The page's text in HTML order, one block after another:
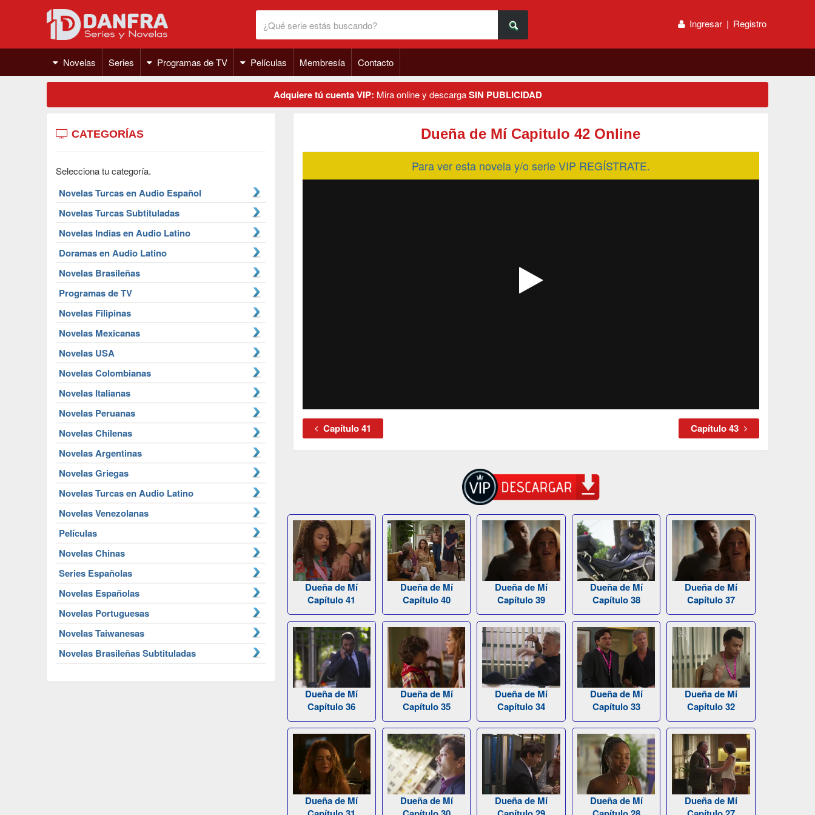
Ingresar | Registro
Novelas Series Programas de TV Películas Membresía Contacto
Adquiere tú cuenta VIP: Mira online y descargaSIN PUBLICIDAD
CATEGORÍAS
Selecciona tu categoría.
Novelas Turcas en Audio Español
Novelas Turcas Subtituladas
Novelas Indias en Audio Latino
Doramas en Audio Latino
Novelas Brasileñas
Programas de TV
Novelas Filipinas
Novelas Mexicanas
Novelas USA
Novelas Colombianas
Novelas Italianas
Novelas Peruanas
Novelas Chilenas
Novelas Argentinas
Novelas Griegas
Novelas Turcas en Audio Latino
Novelas Venezolanas
Películas
Novelas Chinas
Series Españolas
Novelas Españolas
Novelas Portuguesas
Novelas Taiwanesas
Novelas Brasileñas Subtituladas
Dueña de Mí Capitulo 42 Online
Para ver esta novela y/o serie VIP REGÍSTRATE.
Capítulo 41 Capítulo 43
Dueña de Mí
Capítulo 41
Dueña de Mí
Capítulo 40
Dueña de Mí
Capítulo 39
Dueña de Mí
Capítulo 38
Dueña de Mí
Capítulo 37
Dueña de Mí
Capítulo 36
Dueña de Mí
Capítulo 35
Dueña de Mí
Capítulo 34
Dueña de Mí
Capítulo 33
Dueña de Mí
Capítulo 32
Dueña de Mí
Dueña de Mí
Dueña de Mí
Dueña de Mí
Dueña de Mí